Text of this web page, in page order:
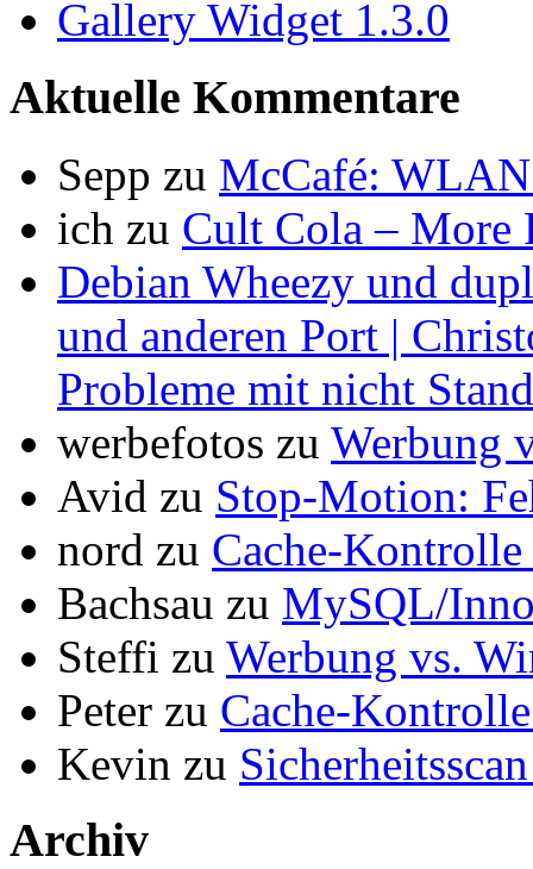
Gallery Widget 1.3.0
Aktuelle Kommentare
Sepp zu McCafé:
ich zu Cult Cola – More
Debian Wheezy und
und anderen Port |
Probleme mit nicht
werbefotos zu Werbung
Avid zu Stop-Motion:
nord zu Cache-Kontrolle
Bachsau zu MySQL/
Steffi zu Werbung vs.
Peter zu Cache-
Kevin zu
Archiv